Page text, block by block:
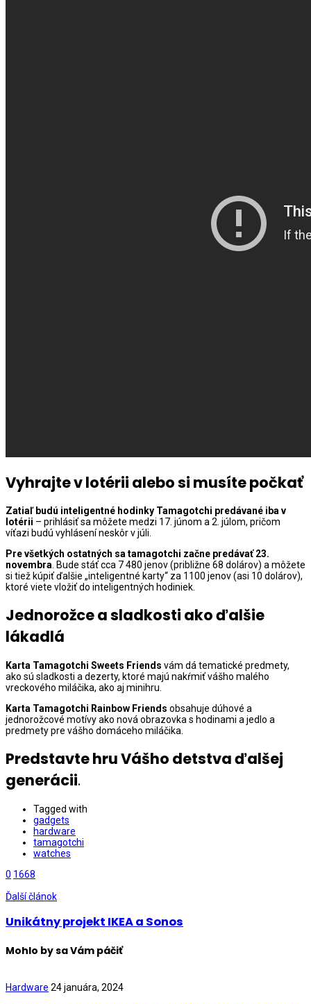
Vyhrajte v lotérii alebo si musíte počkať
Zatiaľ budú inteligentné hodinky Tamagotchi predávané iba v
lotérii – prihlásiť sa môžete medzi 17. júnom a 2. júlom, pričom
víťazi budú vyhlásení neskôr v júli.
Pre všetkých ostatných sa tamagotchi začne predávať 23.
novembra . Bude stáť cca 7 480 jenov (približne 68 dolárov) a môžete
si tiež kúpiť ďalšie „inteligentné karty“ za 1100 jenov (asi 10 dolárov),
ktoré viete vložiť do inteligentných hodiniek.
Jednorožce a sladkosti ako ďalšie
lákadlá
Karta Tamagotchi Sweets Friends vám dá tematické predmety,
ako sú sladkosti a dezerty, ktoré majú nakŕmiť vášho malého
vreckového miláčika, ako aj minihru.
Karta Tamagotchi Rainbow Friends obsahuje dúhové a
jednorožcové motívy ako nová obrazovka s hodinami a jedlo a
predmety pre vášho domáceho miláčika.
Predstavte hru Vášho detstva ďalšej
generácii.
Tagged with
gadgets
hardware
tamagotchi
watches
0 1668
Ďalší článok
Unikátny projekt IKEA a Sonos
Mohlo by sa Vám páčiť
Hardware 24 januára, 2024